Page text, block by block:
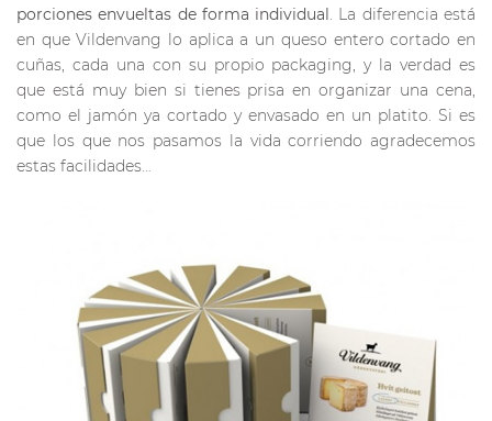
porciones envueltas de forma individual. La diferencia está
en que Vildenvang lo aplica a un queso entero cortado en
cuñas, cada una con su propio packaging, y la verdad es
que está muy bien si tienes prisa en organizar una cena,
como el jamón ya cortado y envasado en un platito. Si es
que los que nos pasamos la vida corriendo agradecemos
estas facilidades…